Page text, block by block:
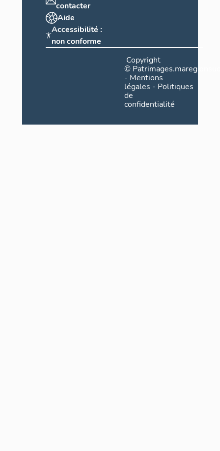
contacter
Aide
Accessibilité :
non conforme
Copyright
©
- Mentions
légales - Politiques
de
confidentialité